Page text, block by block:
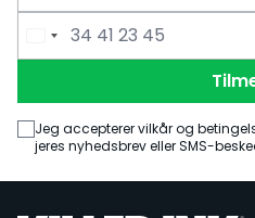
E-mailadresse
Telefonnummer
Jeg accepterer vilkår og
jeres nyhedsbrev eller SMS-